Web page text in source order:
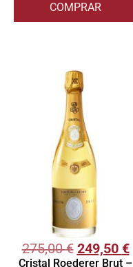
COMPRAR
275,00€ 249,50 €
Cristal Roederer Brut –